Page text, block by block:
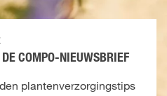
COMPO-NIEUWSBRIEF
plantenverzorgingstips